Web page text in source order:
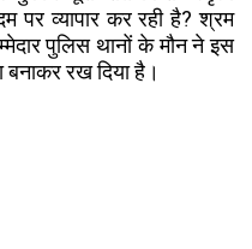
पर व्यापार कर रही है? श्रम
पुलिस थानों के मौन ने इस
रख दिया है।